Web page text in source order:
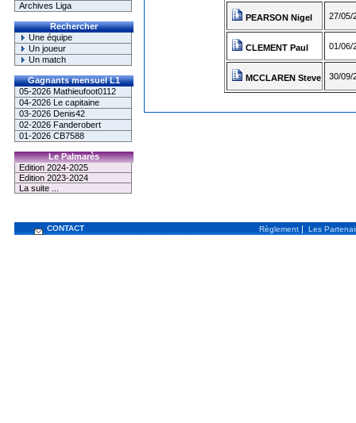
Archives Liga
Rechercher
Une équipe
Un joueur
Un match
Gagnants mensuel L1
05-2026 Mathieufoot0112
04-2026 Le capitaine
03-2026 Denis42
02-2026 Fanderobert
01-2026 CB7588
Le Palmarès
Edition 2024-2025
Edition 2023-2024
La suite ...
PEARSON Nigel 27/05/
CLEMENT Paul 01/06/
MCCLAREN Steve 30/09/
CONTACT Règlement | Les